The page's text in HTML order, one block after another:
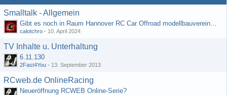
Smalltalk - Allgemein
Gibt es noch in Raum Hannover RC Car Offroad modellbauvereine, habe selbst schon gegoogelt aber erfolglos
calotchro - 10. April 2024
TV Inhalte u. Unterhaltung
6.11.130
2Fast4You - 13. September 2013
RCweb.de OnlineRacing
Neueröffnung RCWEB Online-Serie?